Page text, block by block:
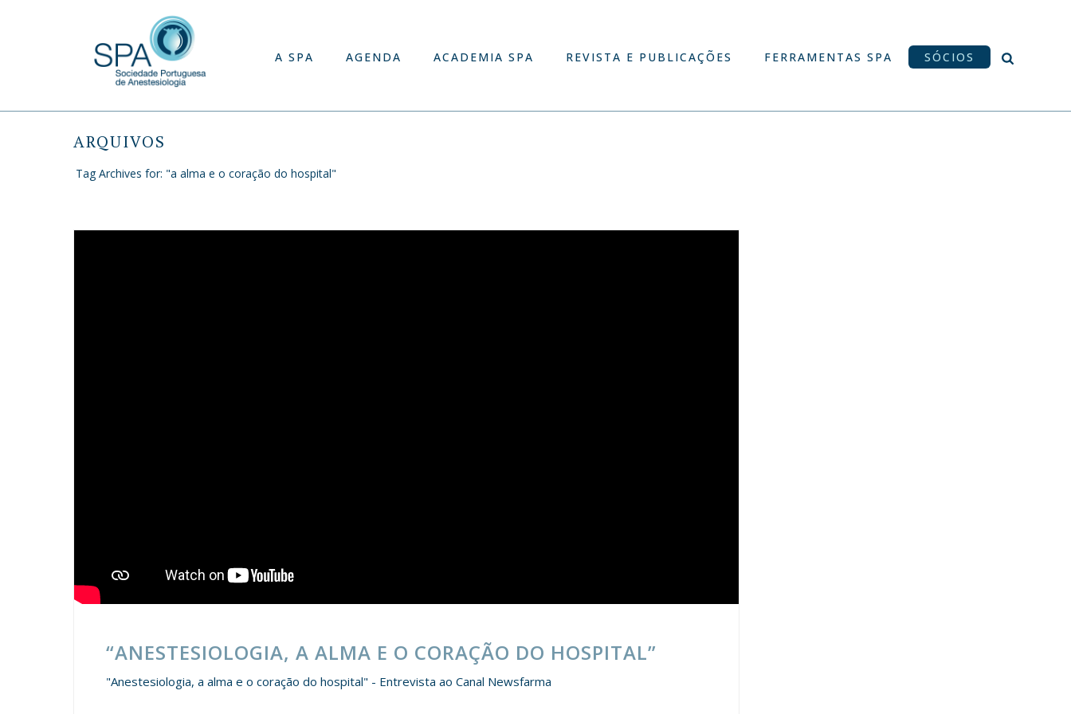
A SPA AGENDA ACADEMIA SPA REVISTA E PUBLICAÇÕES FERRAMENTAS SPA SÓCIOS
ARQUIVOS
Tag Archives for: "a alma e o coração do hospital"
“ANESTESIOLOGIA, A ALMA E O CORAÇÃO DO HOSPITAL”
"Anestesiologia, a alma e o coração do hospital" - Entrevista ao Canal Newsfarma